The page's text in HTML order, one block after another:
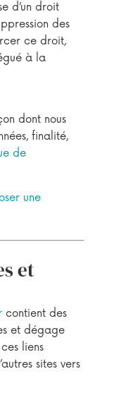
d’un droit
des
ce droit,
à la
dont nous
finalité,
de
une
et
contient des
et dégage
liens
sites vers